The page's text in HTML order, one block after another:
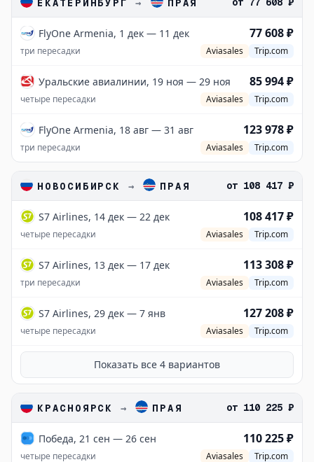
ЕКАТЕРИНБУРГ → ПРАЯ
FlyOne Armenia, 1 дек — 11 дек 77 608 ₽
три пересадки Aviasales Trip.com
Уральские авиалинии, 19 ноя — 29 ноя 85 994 ₽
четыре пересадки Aviasales Trip.com
FlyOne Armenia, 18 авг — 31 авг 123 978 ₽
три пересадки Aviasales Trip.com
НОВОСИБИРСК → ПРАЯ от 108 417 ₽
S7 Airlines, 14 дек — 22 дек 108 417 ₽
четыре пересадки Aviasales Trip.com
S7 Airlines, 13 дек — 17 дек 113 308 ₽
три пересадки Aviasales Trip.com
S7 Airlines, 29 дек — 7 янв 127 208 ₽
четыре пересадки Aviasales Trip.com
Показать все 4 вариантов
КРАСНОЯРСК → ПРАЯ от 110 225 ₽
Победа, 21 сен — 26 сен 110 225 ₽
четыре пересадки Aviasales Trip.com